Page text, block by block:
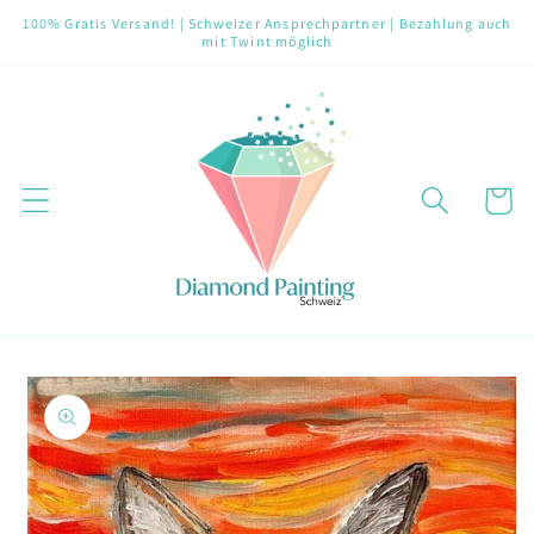
zum
100% Gratis Versand! | Schweizer Ansprechpartner | Bezahlung auch
mit Twint möglich